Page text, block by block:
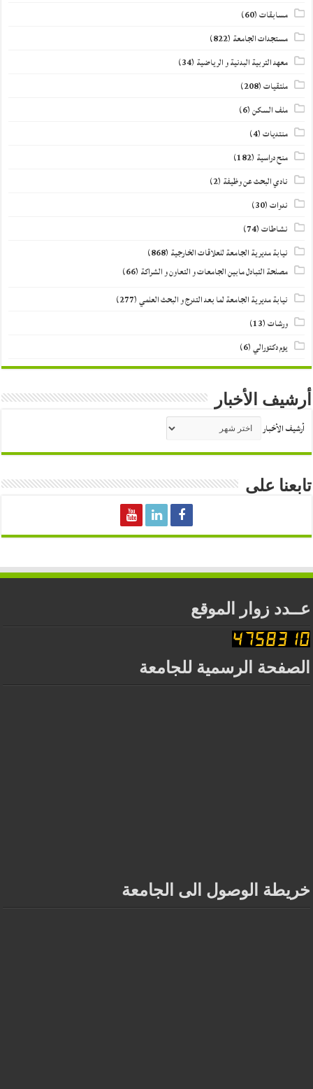
مسابقات(60)
مستجدات الجامعة (822)
معهد التربية البدنية و الرياضية (34)
ملتقيات(208)
ملف السكن(6)
منتديات(4)
منح دراسية (182)
نادي البحث عن وظيفة (2)
ندوات(30)
نشاطات(74)
نيابة مديرية الجامعة للعلاقات الخارجية (868)
مصلحة التبادل مابين الجامعات و التعاون و الشراكة (66)
نيابة مديرية الجامعة لما بعد التدرج و البحث العلمي(277)
ورشات(13)
يوم دكتورالي(6)
أرشيف الأخبار
أرشيف الأخبار
تابعنا على
عــدد زوار الموقع
الصفحة الرسمية للجامعة
خريطة الوصول الى الجامعة